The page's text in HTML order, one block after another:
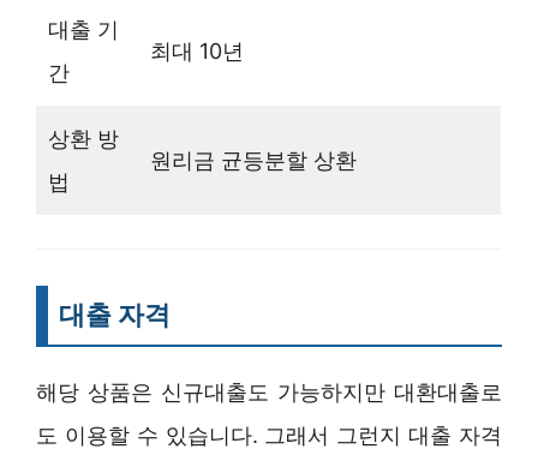
대출 기
간
최대 10년
상환 방
법
원리금 균등분할 상환
대출 자격
해당 상품은 신규대출도 가능하지만 대환대출로
도 이용할 수 있습니다. 그래서 그런지 대출 자격